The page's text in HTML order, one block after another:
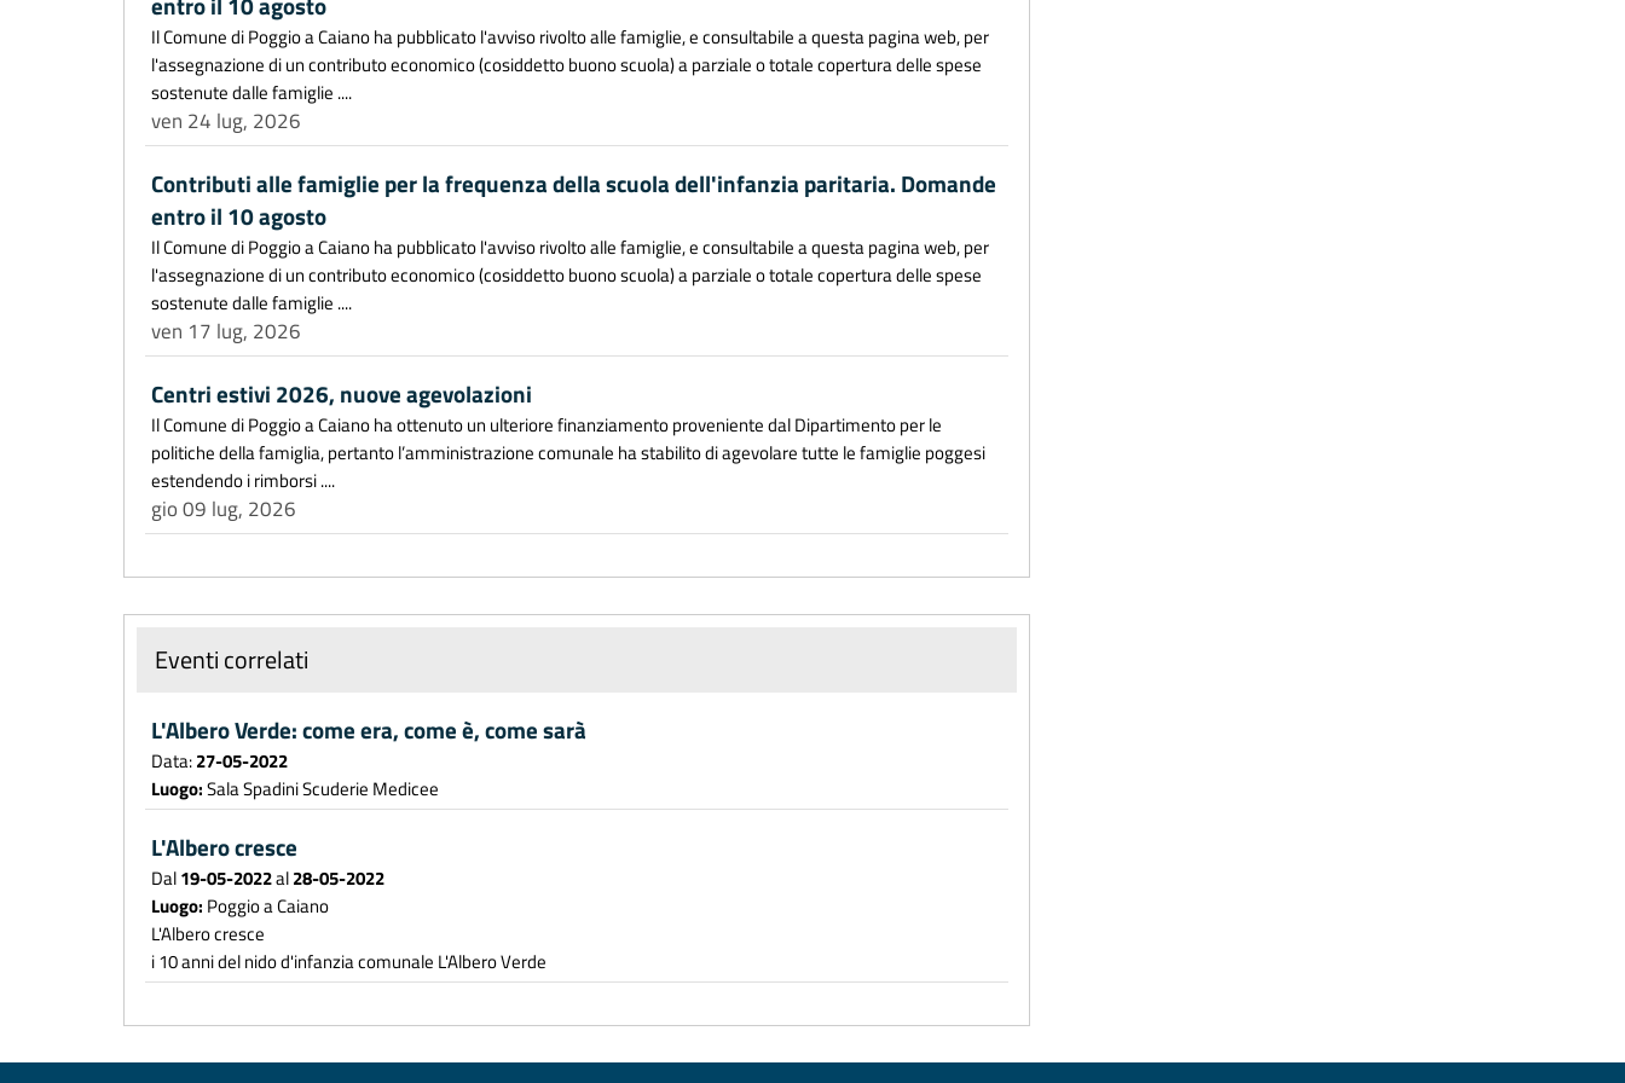
Il Comune di Poggio a Caiano ha pubblicato l'avviso rivolto alle famiglie, e consultabile a questa pagina web, per
l'assegnazione di un contributo economico (cosiddetto buono scuola) a parziale o totale copertura delle spese
sostenute dalle famiglie ....
ven 24 lug, 2026
Contributi alle famiglie per la frequenza della scuola dell'infanzia paritaria. Domande
entro il 10 agosto
Il Comune di Poggio a Caiano ha pubblicato l'avviso rivolto alle famiglie, e consultabile a questa pagina web, per
l'assegnazione di un contributo economico (cosiddetto buono scuola) a parziale o totale copertura delle spese
sostenute dalle famiglie ....
ven 17 lug, 2026
Centri estivi 2026, nuove agevolazioni
Il Comune di Poggio a Caiano ha ottenuto un ulteriore finanziamento proveniente dal Dipartimento per le
politiche della famiglia, pertanto l’amministrazione comunale ha stabilito di agevolare tutte le famiglie poggesi
estendendo i rimborsi ....
gio 09 lug, 2026
Eventi correlati
L'Albero Verde: come era, come è, come sarà
Data:27-05-2022
Luogo:Sala Spadini Scuderie Medicee
L'Albero cresce
Dal19-05-2022al28-05-2022
Luogo: Poggio a Caiano
L'Albero cresce
i 10 anni del nido d'infanzia comunale L'Albero Verde